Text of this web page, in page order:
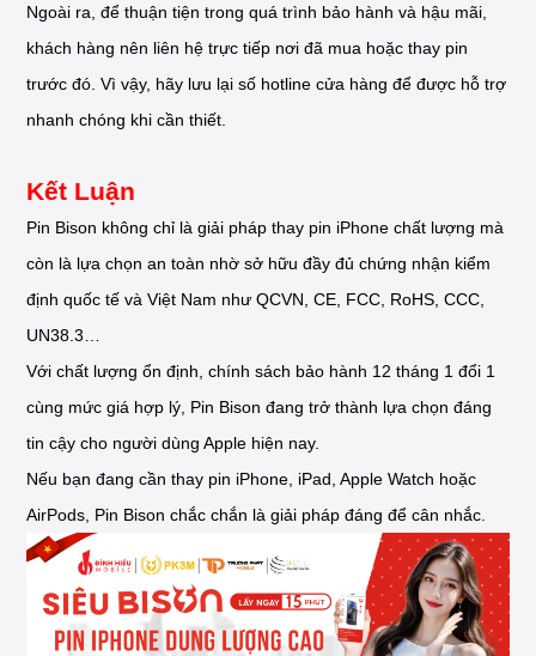
Ngoài ra, để thuận tiện trong quá trình bảo hành và hậu mãi,
khách hàng nên liên hệ trực tiếp nơi đã mua hoặc thay pin
trước đó. Vì vậy, hãy lưu lại số hotline cửa hàng để được hỗ trợ
nhanh chóng khi cần thiết.
Kết Luận
Pin Bison không chỉ là giải pháp thay pin iPhone chất lượng mà
còn là lựa chọn an toàn nhờ sở hữu đầy đủ chứng nhận kiểm
định quốc tế và Việt Nam như QCVN, CE, FCC, RoHS, CCC,
UN38.3…
Với chất lượng ổn định, chính sách bảo hành 12 tháng 1 đổi 1
cùng mức giá hợp lý, Pin Bison đang trở thành lựa chọn đáng
tin cậy cho người dùng Apple hiện nay.
Nếu bạn đang cần thay pin iPhone, iPad, Apple Watch hoặc
AirPods, Pin Bison chắc chắn là giải pháp đáng để cân nhắc.